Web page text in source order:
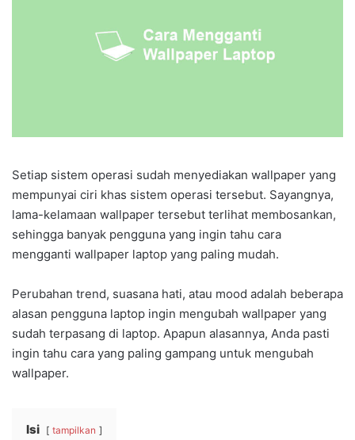
Setiap sistem operasi sudah menyediakan wallpaper yang
mempunyai ciri khas sistem operasi tersebut. Sayangnya,
lama-kelamaan wallpaper tersebut terlihat membosankan,
sehingga banyak pengguna yang ingin tahu cara
mengganti wallpaper laptop yang paling mudah.
Perubahan trend, suasana hati, atau mood adalah beberapa
alasan pengguna laptop ingin mengubah wallpaper yang
sudah terpasang di laptop. Apapun alasannya, Anda pasti
ingin tahu cara yang paling gampang untuk mengubah
wallpaper.
Isi tampilkan